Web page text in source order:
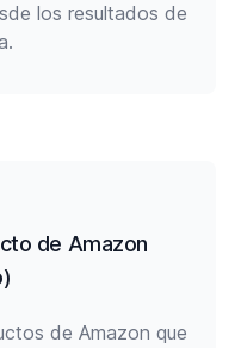
los resultados de
de Amazon
de Amazon que